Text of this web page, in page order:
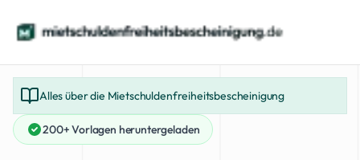
Alles über die Mietschuldenfreiheitsbescheinigung
200+ Vorlagen heruntergeladen